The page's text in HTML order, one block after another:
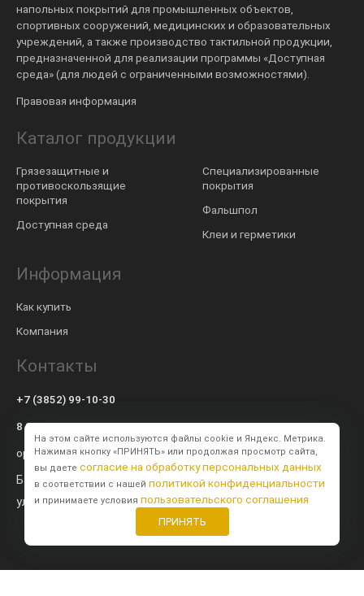
напольных покрытий для промышленных объектов,
спортивных сооружений, медицинских и образовательных
учреждений, а также производство тактильной продукции,
предназначенной для реализации программы «Доступная
среда» (для людей с ограниченными возможностями).
Правовая информация
Каталог продукции
Грязезащитные и
противоскользящие
покрытия
Доступная среда
Специализированные
покрытия
Фальшпол
Клеи и герметики
Информация
Как купить
Компания
Контакты
+7 (3852) 99-10-30
8 800 600-57-94
op@modulsib.ru
Барнаул
ул. Калинина, 71 к2
На этом сайте используются файлы cookie и Яндекс. Метрика.
Нажимая кнопку «ПРИНЯТЬ» или продолжая просмотр сайта,
вы даете согласие на обработку персональных данных
в соответствии с нашей политикой конфиденциальности
и принимаете условия пользовательского соглашения
ПРИНЯТЬ